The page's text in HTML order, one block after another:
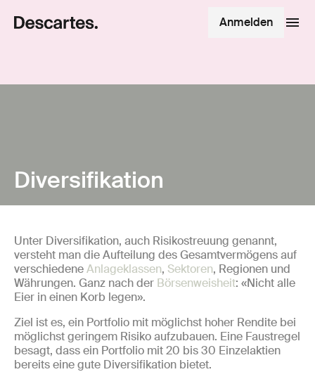
Anmelden
Diversifikation
Unter Diversifikation, auch Risikostreuung genannt,
versteht man die Aufteilung des Gesamtvermögens auf
verschiedeneAnlageklassen, Sektoren, Regionen und
Währungen. Ganz nach der Börsenweisheit: «Nicht alle
Eier in einen Korb legen».
Ziel ist es, ein Portfolio mit möglichst hoher Rendite bei
möglichst geringem Risiko aufzubauen. Eine Faustregel
besagt, dass ein Portfolio mit 20 bis 30 Einzelaktien
bereits eine gute Diversifikation bietet.